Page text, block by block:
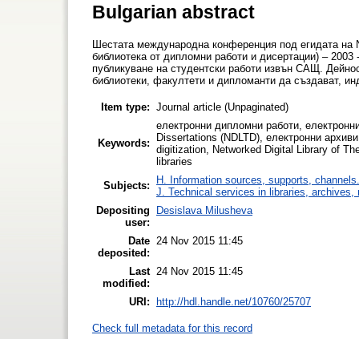
Bulgarian abstract
Шестата международна конференция под егидата
библиотека от дипломни работи и дисертации) –
публикуване на студентски работи извън САЩ.
библиотеки, факултети и дипломанти да създават,
Item type: Journal article (Unpaginated)
Keywords:
електронни дипломни работи,
Dissertations (NDLTD), електронни
digitization, Networked Digital Library of
libraries
Subjects:
H. Information sources, supports, channels.
J. Technical services in libraries, archives,
Depositing
user:
Desislava Milusheva
Date
deposited:
24 Nov 2015 11:45
Last
modified:
24 Nov 2015 11:45
URI: http://hdl.handle.net/10760/25707
Check full metadata for this record